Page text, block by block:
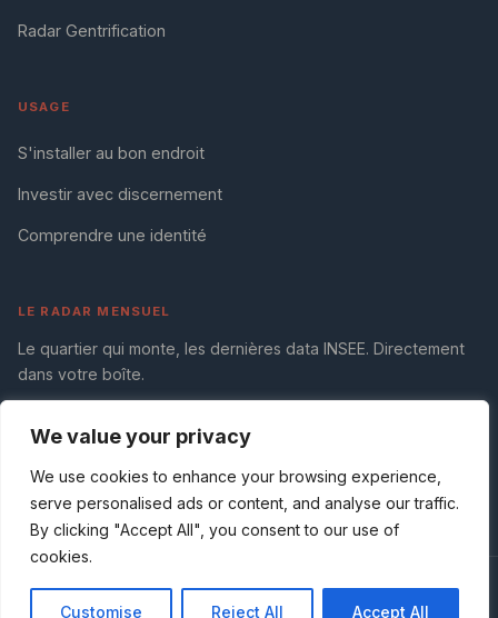
We value your privacy
We use cookies to enhance your browsing experience,
serve personalised ads or content, and analyse our traffic.
By clicking "Accept All", you consent to our use of
cookies.
Customise Reject All Accept All
Radar Gentrification
USAGE
S'installer au bon endroit
Investir avec discernement
Comprendre une identité
LE RADAR MENSUEL
Le quartier qui monte, les dernières data INSEE. Directement
dans votre boîte.
S'abonner
© 2026 Quartiers & Cie. Média indépendant. Données Open Data.